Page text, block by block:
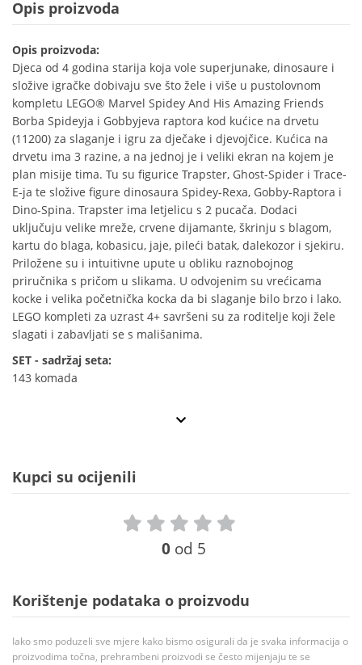
Opis proizvoda
Opis proizvoda:
Djeca od 4 godina starija koja vole superjunake, dinosaure i
složive igračke dobivaju sve što žele i više u pustolovnom
kompletu LEGO® Marvel Spidey And His Amazing Friends
Borba Spideyja i Gobbyjeva raptora kod kućice na drvetu
(11200) za slaganje i igru za dječake i djevojčice. Kućica na
drvetu ima 3 razine, a na jednoj je i veliki ekran na kojem je
plan misije tima. Tu su figurice Trapster, Ghost-Spider i Trace-
E-ja te složive figure dinosaura Spidey-Rexa, Gobby-Raptora i
Dino-Spina. Trapster ima letjelicu s 2 pucača. Dodaci
uključuju velike mreže, crvene dijamante, škrinju s blagom,
kartu do blaga, kobasicu, jaje, pileći batak, dalekozor i sjekiru.
Priložene su i intuitivne upute u obliku raznobojnog
priručnika s pričom u slikama. U odvojenim su vrećicama
kocke i velika početnička kocka da bi slaganje bilo brzo i lako.
LEGO kompleti za uzrast 4+ savršeni su za roditelje koji žele
slagati i zabavljati se s mališanima.
SET - sadržaj seta:
143 komada
Kupci su ocijenili
0 od 5
Korištenje podataka o proizvodu
Iako smo poduzeli sve mjere kako bismo osigurali da je svaka informacija o
proizvodima točna, prehrambeni proizvodi se često mijenjaju te se